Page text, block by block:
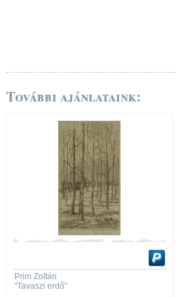
További ajánlataink:
Prim Zoltán
"Tavaszi erdő"